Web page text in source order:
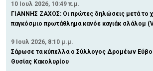
10 Ιουλ 2026, 10:49 π.μ.
ΓΙΑΝΝΗΣ ΖΑΧΟΣ: Οι πρώτες δηλώσεις μετά το
παγκόσμιο πρωτάθλημα κανόε καγιάκ σλάλομ
9 Ιουλ 2026, 8:10 μ.μ.
Σάρωσε τα κύπελλα ο Σύλλογος Δρομέων
Θυσίας Κακολυρίου